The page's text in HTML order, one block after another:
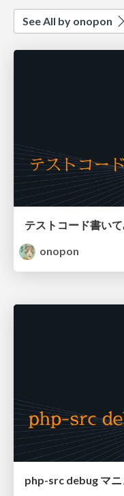
See All by onopon
テストコード書い
onopon
php-src debug マ